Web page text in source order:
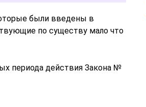
были введены в
по существу мало что
периода действия Закона №